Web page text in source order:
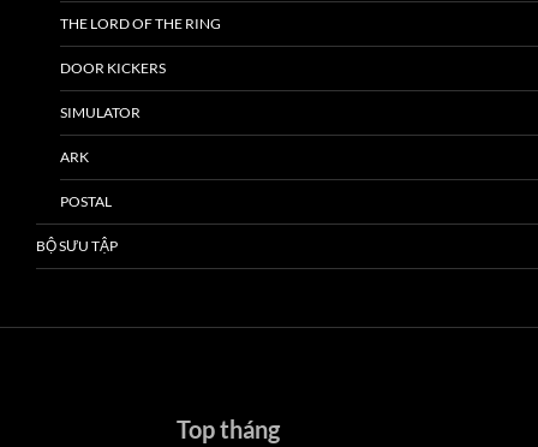
THE LORD OF THE RING
DOOR KICKERS
SIMULATOR
ARK
POSTAL
BỘ SƯU TẬP
Top tháng